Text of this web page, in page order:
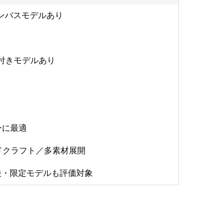
バスモデルあり
きモデルあり
最適
ラフト／多素材展開
限定モデルも評価対象